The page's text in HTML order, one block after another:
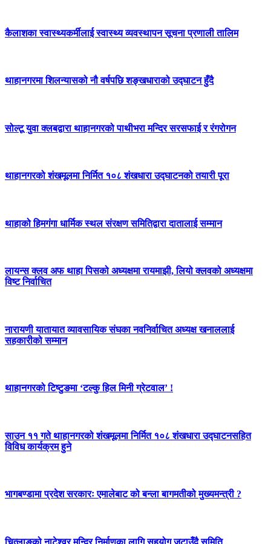
कैलाशका स्वास्थ्यकर्मीलाई स्वास्थ्य व्यवस्थापन सूचना प्रणाली तालिम
थाहानगरमा शिलन्यासको नौ वर्षपछि शङ्खधाराको उद्घाटन हुँदै
सोल्टू युवा क्लबद्वारा थाहानगरको पाथीभरा मन्दिर सरसफाई र रंगरोगन
थाहानगरको शंखमूलमा निर्मित १०८ शंखधारा उद्घाटनको तयारी पूरा
थाहाको हिमगंगा धार्मिक स्थल संरक्षण समितिद्वारा दातालाई सम्मान
लायन्स क्लव अफ थाहा पिसको अध्यक्षमा रायमाझी, लियो क्लवको अध्यक्षमा
विष्ट निर्वाचित
नारायणी यातायात व्यावसायिक संघका नवनिर्वाचित अध्यक्ष खनाललाई
सहकारीको सम्मान
थाहानगरको टिष्टुङमा ‘टल्कु हिल मिनी ग्रेटवाल’ !
साउन ११ गते थाहानगरको शंखमूलमा निर्मित १०८ शंखधारा उद्घाटनसहित
विविध कार्यक्रम हुने
भागबण्डामा प्रदेश सरकारः एमालेबाट को बन्ला बागमतीको मुख्यमन्त्री ?
चित्लाङको नाटेश्वर मन्दिर निर्माणका लागि सहयोग जुटाउँदै समिति